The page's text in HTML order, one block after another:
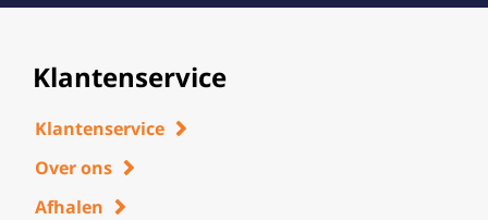
Klantenservice
Klantenservice
Over ons
Afhalen